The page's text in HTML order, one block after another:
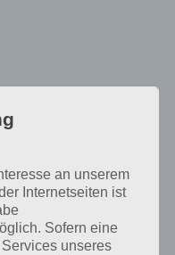
an unserem
Internetseiten ist
Sofern eine
unseres